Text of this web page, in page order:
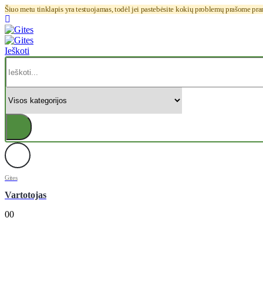
Šiuo metu tinklapis yra testuojamas, todėl jei pastebėsite kokių problemų prašome
Ieškoti
Gites
Vartotojas
00